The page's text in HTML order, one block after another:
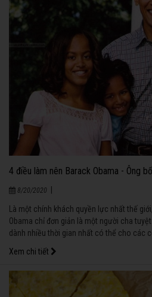
4 điều làm nên Barack Obama - Ông
8/20/2020
Là một chính khách quyền lực nhất thế
Obama chỉ đơn giản là một người cha
dành nhiều thời gian nhất có thể cho các
gương mẫu mực để các con soi vào.
Xem chi tiết